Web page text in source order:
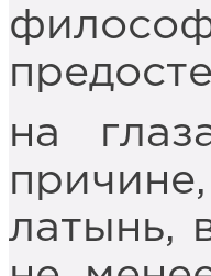
на
латынь,